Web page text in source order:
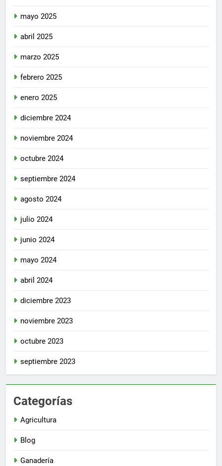
mayo 2025
abril 2025
marzo 2025
febrero 2025
enero 2025
diciembre 2024
noviembre 2024
octubre 2024
septiembre 2024
agosto 2024
julio 2024
junio 2024
mayo 2024
abril 2024
diciembre 2023
noviembre 2023
octubre 2023
septiembre 2023
Categorías
Agricultura
Blog
Ganadería